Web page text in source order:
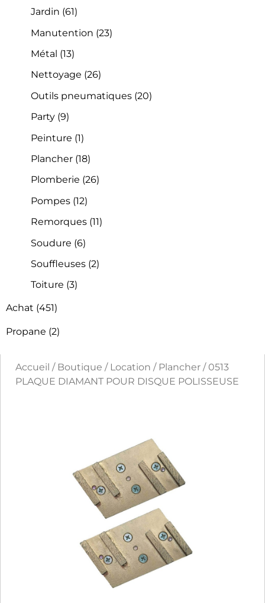
Jardin (61)
Manutention (23)
Métal (13)
Nettoyage (26)
Outils pneumatiques (20)
Party (9)
Peinture (1)
Plancher (18)
Plomberie (26)
Pompes (12)
Remorques (11)
Soudure (6)
Souffleuses (2)
Toiture (3)
Achat (451)
Propane (2)
Accueil / Boutique / Location / Plancher / 0513
PLAQUE DIAMANT POUR DISQUE POLISSEUSE